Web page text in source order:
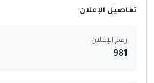
تفاصيل الإعلان
رقم الإعلان
981